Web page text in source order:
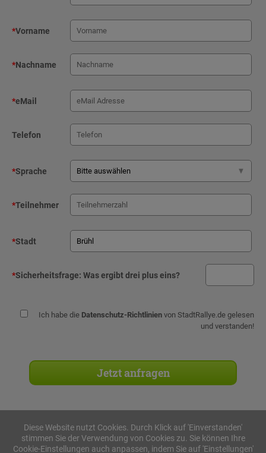
*Vorname
*Nachname
*eMail
Telefon
*Sprache
*Teilnehmer
*Stadt
*Sicherheitsfrage: Was ergibt drei plus eins?
Ich habe die Datenschutz-Richtlinien von StadtRallye.de gelesen
und verstanden!
Stadtrallyes
Diese Website nutzt Cookies. Durch Klick auf 'Einverstanden'
stimmen Sie der Verwendung von Cookies zu. Sie können Ihre
Cookie-Einstellungen auch anpassen, indem Sie auf 'Einstellungen'